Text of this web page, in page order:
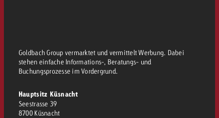
Goldbach Group vermarktet und vermittelt Werbung. Dabei
stehen einfache Informations-, Beratungs- und
Buchungsprozesse im Vordergrund.
Hauptsitz Küsnacht
Seestrasse 39
8700 Küsnacht